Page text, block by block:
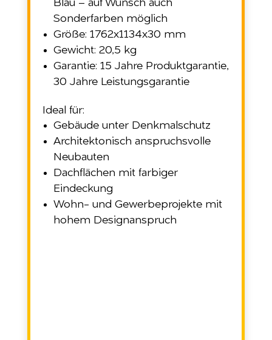
Blau – auf Wunsch auch
Sonderfarben möglich
Größe: 1762x1134x30 mm
Gewicht: 20,5 kg
Garantie: 15 Jahre Produktgarantie,
30 Jahre Leistungsgarantie
Ideal für:
Gebäude unter Denkmalschutz
Architektonisch anspruchsvolle
Neubauten
Dachflächen mit farbiger
Eindeckung
Wohn- und Gewerbeprojekte mit
hohem Designanspruch